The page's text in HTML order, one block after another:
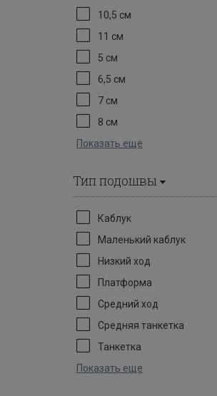
10,5 см
11 см
5 см
6,5 см
7 см
8 см
Показать еще
Тип подошвы
Каблук
Маленький каблук
Низкий ход
Платформа
Средний ход
Средняя танкетка
Танкетка
Показать еще